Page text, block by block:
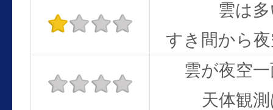
雲は
すき間から
雲が夜空
天体観